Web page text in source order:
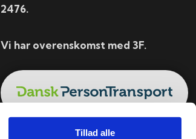
Tillad alle
2476.
Vi har overenskomst med 3F.